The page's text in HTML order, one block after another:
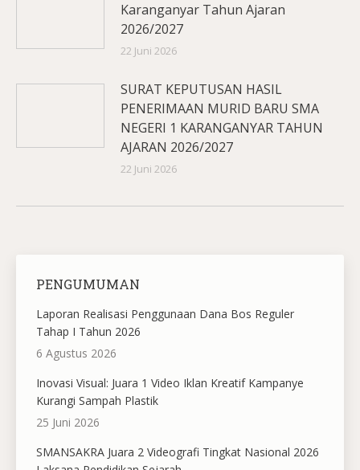
Karanganyar Tahun Ajaran
2026/2027
22 Juni 2026
SURAT KEPUTUSAN HASIL
PENERIMAAN MURID BARU SMA
NEGERI 1 KARANGANYAR TAHUN
AJARAN 2026/2027
22 Juni 2026
PENGUMUMAN
Laporan Realisasi Penggunaan Dana Bos Reguler
Tahap I Tahun 2026
6 Agustus 2026
Inovasi Visual: Juara 1 Video Iklan Kreatif Kampanye
Kurangi Sampah Plastik
25 Juni 2026
SMANSAKRA Juara 2 Videografi Tingkat Nasional 2026